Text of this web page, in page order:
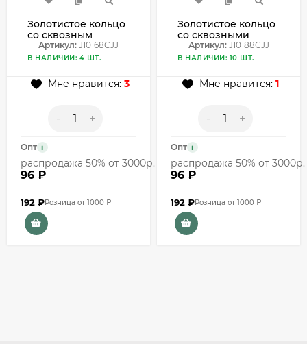
Золотистое кольцо
со сквозным
узором в виде
знака доллара
Артикул: J10168CJJ
В НАЛИЧИИ: 4 ШТ.
Мне нравится: 3
- +
Опт i
распродажа 50% от 3000р.
96 ₽
192 ₽Розница от 1000 ₽
Золотистое кольцо
со сквозными
звездочками по
всей окружности
Артикул:J10188CJJ
В НАЛИЧИИ: 10 ШТ.
Мне нравится: 1
- +
Опт i
распродажа 50% от 3000р.
96 ₽
192 ₽Розница от 1000 ₽